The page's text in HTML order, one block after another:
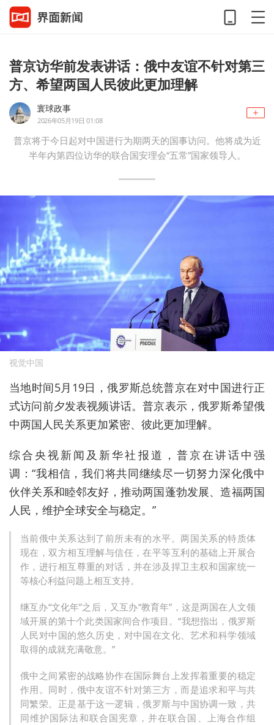
普京访华前发表讲话：俄中友谊不针对第三
方、希望两国人民彼此更加理解
寰球政事
2026年05月19日 01:08
普京将于今日起对中国进行为期两天的国事访问。他将成为近
半年内第四位访华的联合国安理会“五常”国家领导人。
视觉中国
当地时间5月19日，俄罗斯总统普京在对中国进行正
式访问前夕发表视频讲话。普京表示，俄罗斯希望俄
中两国人民关系更加紧密、彼此更加理解。
综合央视新闻及新华社报道，普京在讲话中强
调：“我相信，我们将共同继续尽一切努力深化俄中
伙伴关系和睦邻友好，推动两国蓬勃发展、造福两国
人民，维护全球安全与稳定。”
当前俄中关系达到了前所未有的水平。两国关系的特质体
现在，双方相互理解与信任，在平等互利的基础上开展合
作，进行相互尊重的对话，并在涉及捍卫主权和国家统一
等核心利益问题上相互支持。
继互办“文化年”之后，又互办“教育年”，这是两国在人文领
域开展的第十个此类国家间合作项目。“我想指出，俄罗斯
人民对中国的悠久历史，对中国在文化、艺术和科学领域
取得的成就充满敬意。”
俄中之间紧密的战略协作在国际舞台上发挥着重要的稳定
作用。同时，俄中友谊不针对第三方，而是追求和平与共
同繁荣。正是基于这一逻辑，俄罗斯与中国协调一致，共
同维护国际法和联合国宪章，并在联合国、上海合作组